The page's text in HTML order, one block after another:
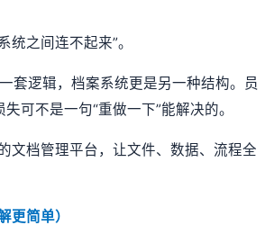
之间连不起来”。
套逻辑，档案系统更是另一种结构。员
可不是一句“重做一下”能解决的。
文档管理平台，让文件、数据、流程全
更简单）